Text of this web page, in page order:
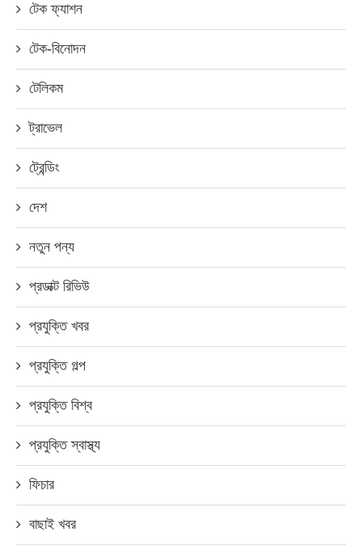
টেক ফ্যাশন
টেক-বিনোদন
টেলিকম
ট্রাভেল
ট্রেন্ডিং
দেশ
নতুন পন্য
প্রডাক্ট রিভিউ
প্রযুক্তি খবর
প্রযুক্তি গল্প
প্রযুক্তি বিশ্ব
প্রযুক্তি স্বাস্থ্য
ফিচার
বাছাই খবর